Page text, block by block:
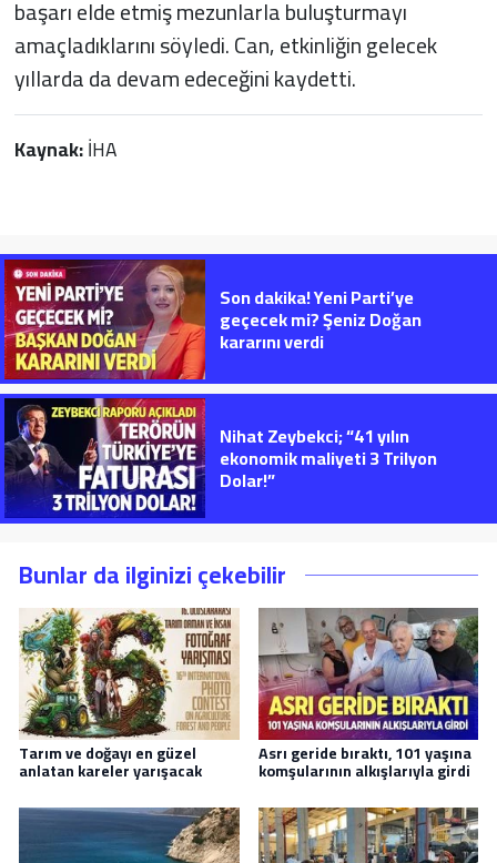
başarı elde etmiş mezunlarla buluşturmayı
amaçladıklarını söyledi. Can, etkinliğin gelecek
yıllarda da devam edeceğini kaydetti.
Kaynak:İHA
Son dakika! Yeni Parti’ye
geçecek mi? Şeniz Doğan
kararını verdi
Nihat Zeybekci; “41 yılın
ekonomik maliyeti 3 Trilyon
Dolar!”
Bunlar da ilginizi çekebilir
Tarım ve doğayı en güzel
anlatan kareler yarışacak
Asrı geride bıraktı, 101 yaşına
komşularının alkışlarıyla girdi